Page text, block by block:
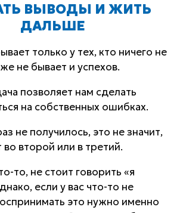
ВЫВОДЫ И ЖИТЬ
ДАЛЬШЕ
только у тех, кто ничего не
не бывает и успехов.
позволяет нам сделать
на собственных ошибках.
не получилось, это не значит,
второй или в третий.
то, не стоит говорить «я
если у вас что-то не
это нужно именно